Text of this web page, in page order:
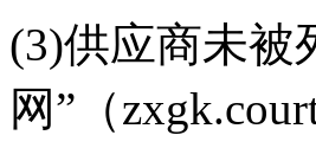
(3)供应商未被
网”（